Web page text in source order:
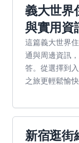
義大世界
與實用資
這篇義大世界
通與周邊資訊
答。從選擇到
之旅更輕鬆愉快
新宿逛街